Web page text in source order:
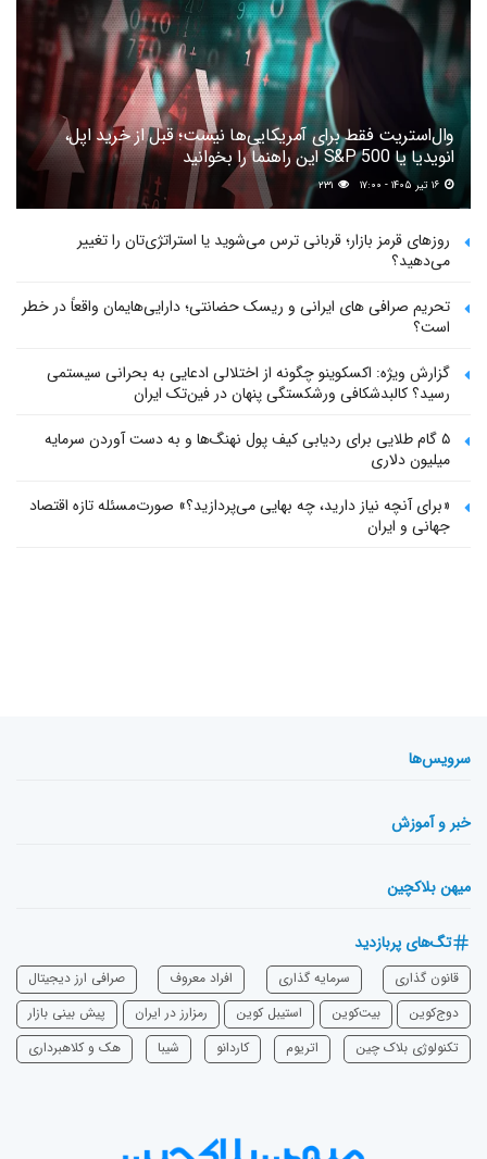
وال‌استریت فقط برای آمریکایی‌ها نیست؛ قبل از خرید اپل،
انویدیا یا S&P 500 این راهنما را بخوانید
۲۳۱
روزهای قرمز بازار؛ قربانی ترس می‌شوید یا استراتژی‌تان را تغییر
می‌دهید؟
تحریم صرافی های ایرانی و ریسک حضانتی؛ دارایی‌هایمان واقعاً در خطر
است؟
گزارش ویژه: اکسکوینو چگونه از اختلالی ادعایی به بحرانی سیستمی
رسید؟ کالبدشکافی ورشکستگی پنهان در فین‌تک ایران
۵ گام طلایی برای ردیابی کیف پول‌ نهنگ‌ها و به دست آوردن سرمایه
میلیون دلاری
«برای آنچه نیاز دارید، چه بهایی می‌پردازید؟» صورت‌مسئله تازه اقتصاد
جهانی و ایران
سرویس‌ها
خبر و آموزش
میهن بلاکچین
تگ‌های پربازدید
قانون گذاری سرمایه‌ گذاری افراد معروف
صرافی ارز دیجیتال
دوج‌کوین
بیت‌کوین استیبل کوین رمزارز در ایران
پیش بینی بازار
تکنولوژی بلاک چین
اتریوم ‌کاردانو شیبا هک و کلاهبرداری